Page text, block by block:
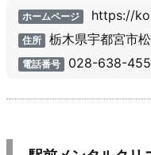
ホームページ https://
住所 栃木県宇都宮市
電話番号 028-638-